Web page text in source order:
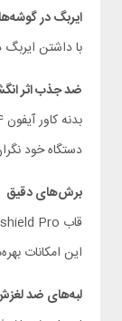
ایربگ در گوشه‌ها
با داشتن ایربگ در گوشه‌های گارد ضد نیلکین ضربه
ضد جذب اثر
دستگاه خود
برش‌های دقیق
این امکانات
لبه‌های ضد